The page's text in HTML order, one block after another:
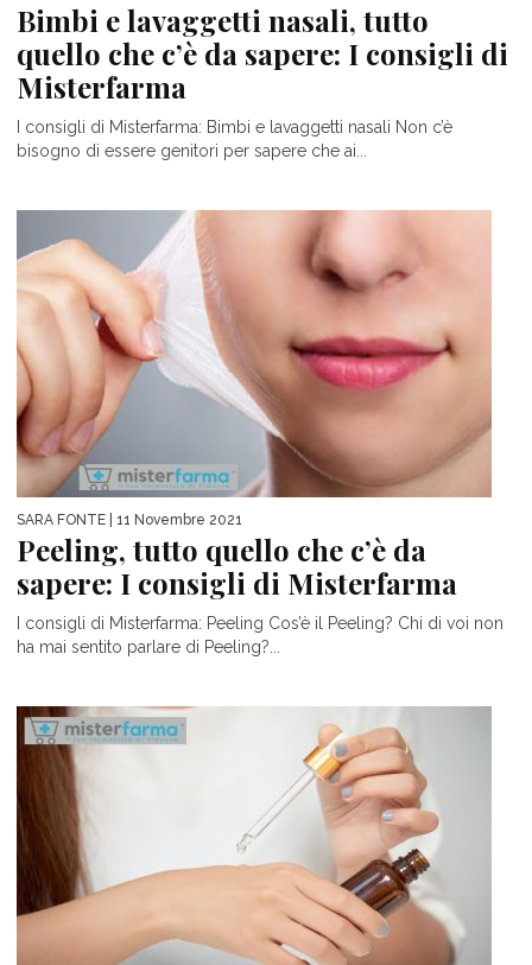
Bimbi e lavaggetti nasali, tutto
quello che c’è da sapere: I consigli di
Misterfarma
I consigli di Misterfarma: Bimbi e lavaggetti nasali Non c’è
bisogno di essere genitori per sapere che ai...
SARA FONTE | 11 Novembre 2021
Peeling, tutto quello che c’è da
sapere: I consigli di Misterfarma
I consigli di Misterfarma: Peeling Cos’è il Peeling? Chi di voi non
ha mai sentito parlare di Peeling?...